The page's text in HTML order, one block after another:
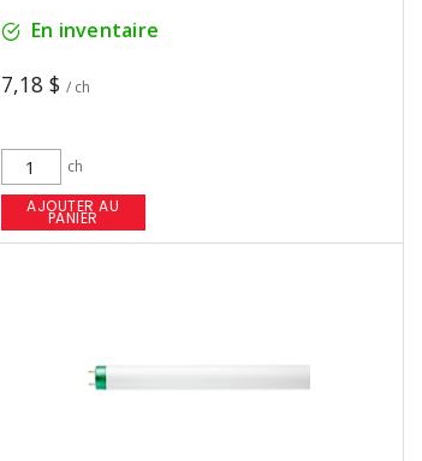
En inventaire
7,18 $ / ch
ch
AJOUTER AU
PANIER